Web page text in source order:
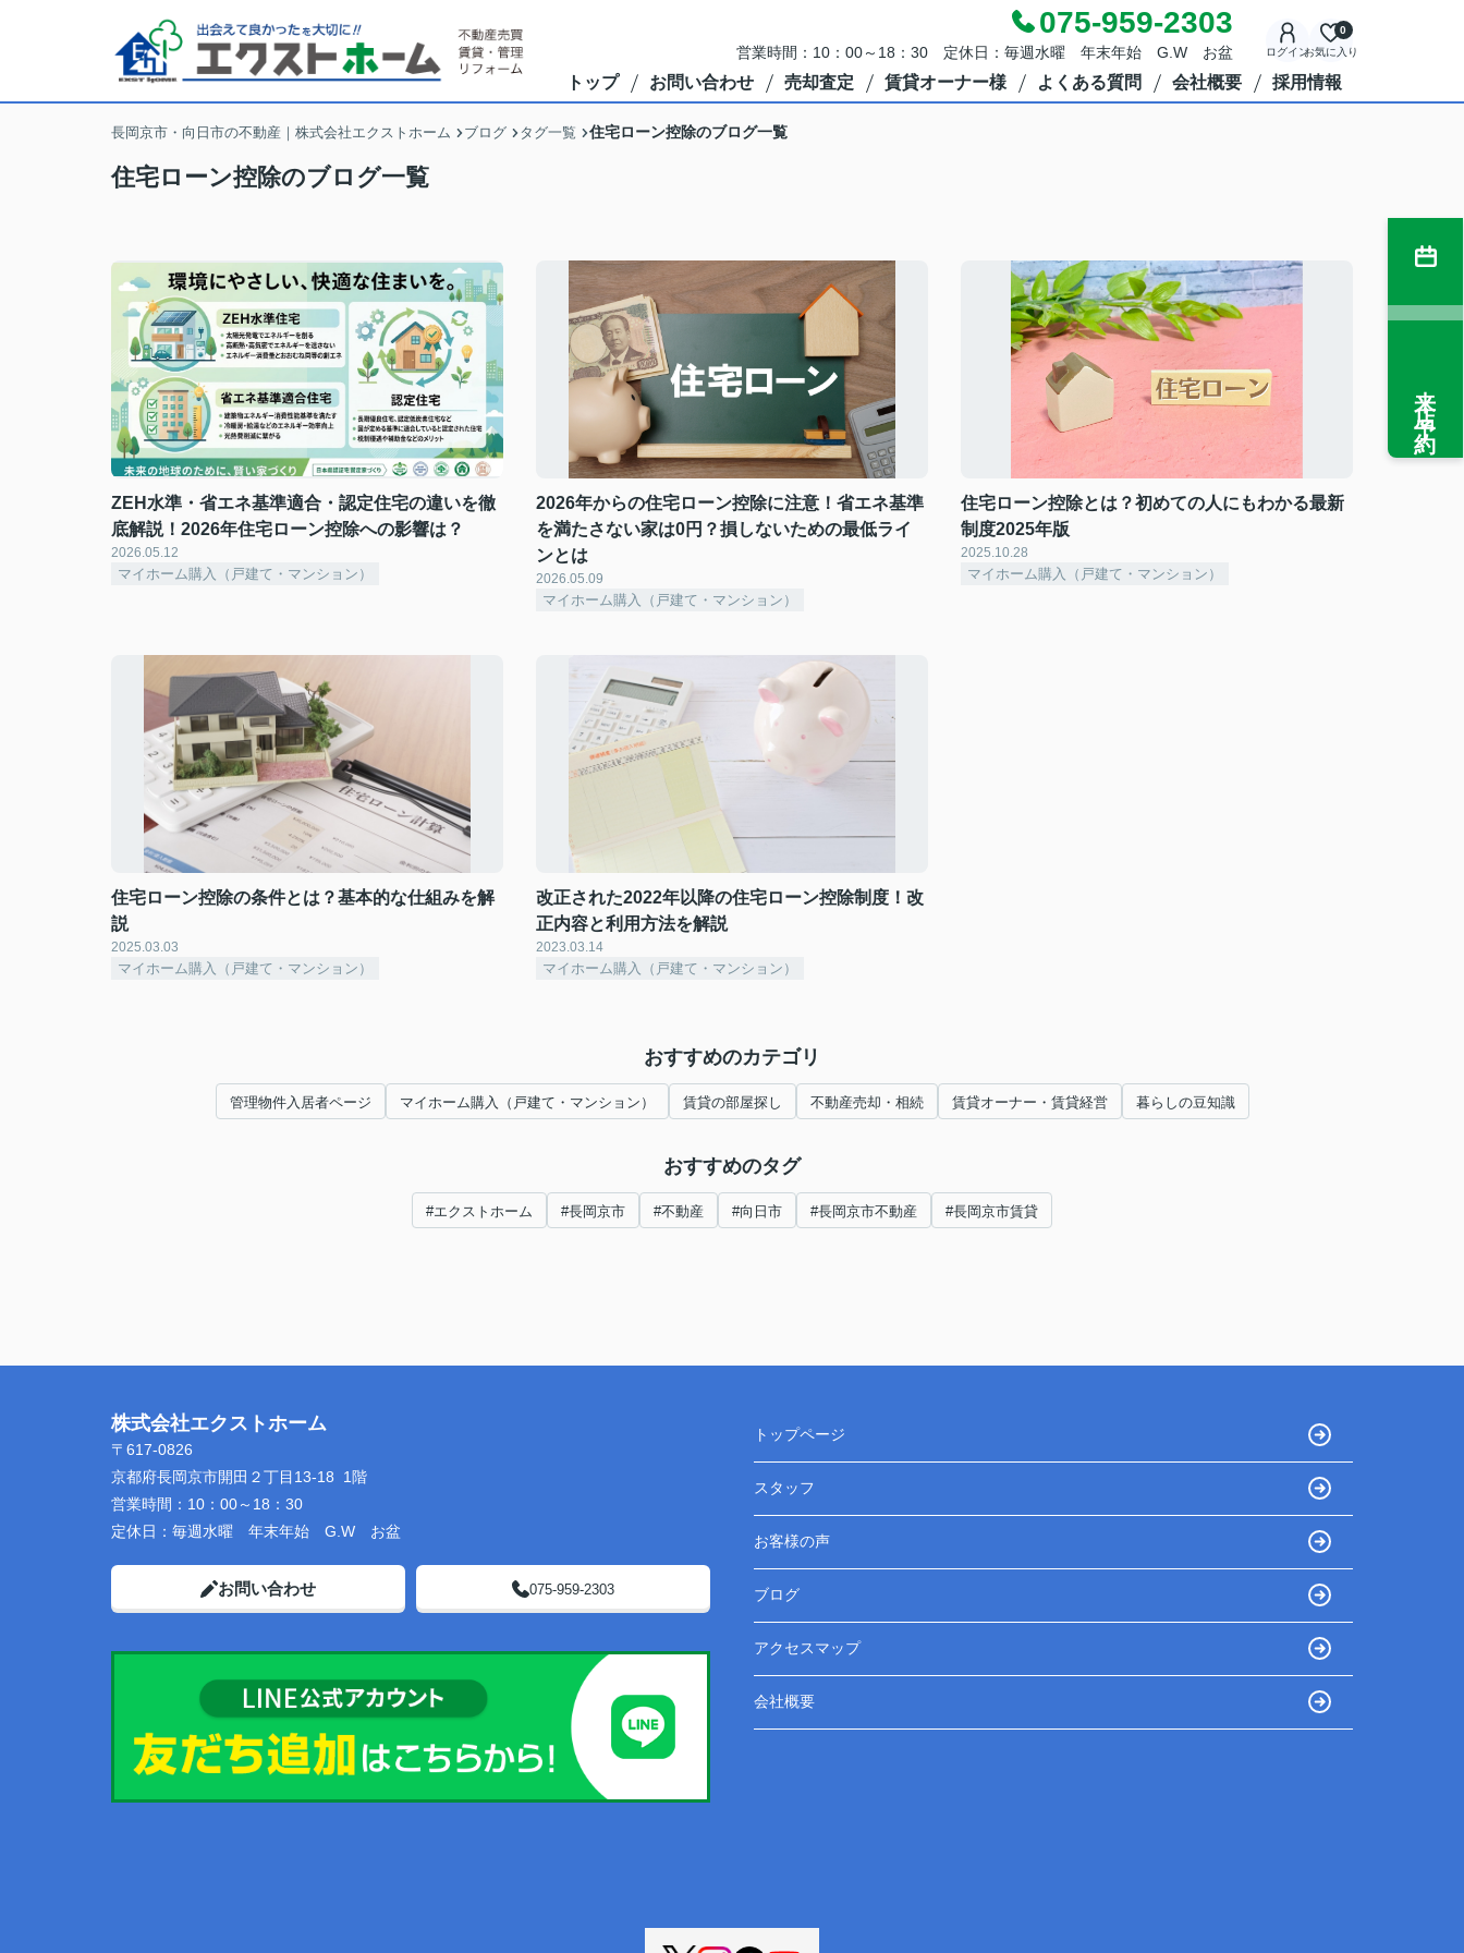
075-959-2303
営業時間：10：00～18：30 定休日：毎週水曜 年末年始 G.W お盆 ログインお気に入り
0
トップ お問い合わせ 売却査定 賃貸オーナー様 よくある質問 会社概要 採用情報
長岡京市・向日市の不動産｜株式会社エクストホーム ブログ タグ一覧 住宅ローン控除のブログ一覧
住宅ローン控除のブログ一覧
ZEH水準・省エネ基準適合・認定住宅の違いを徹
底解説！2026年住宅ローン控除への影響は？
2026.05.12
マイホーム購入（戸建て・マンション）
2026年からの住宅ローン控除に注意！省エネ基準
を満たさない家は0円？損しないための最低ライ
ンとは
2026.05.09
マイホーム購入（戸建て・マンション）
住宅ローン控除とは？初めての人にもわかる最新
制度2025年版
2025.10.28
マイホーム購入（戸建て・マンション）
住宅ローン控除の条件とは？基本的な仕組みを解
説
2025.03.03
マイホーム購入（戸建て・マンション）
改正された2022年以降の住宅ローン控除制度！改
正内容と利用方法を解説
2023.03.14
マイホーム購入（戸建て・マンション）
おすすめのカテゴリ
管理物件入居者ページ マイホーム購入（戸建て・マンション） 賃貸の部屋探し 不動産売却・相続 賃貸オーナー・賃貸経営 暮らしの豆知識
おすすめのタグ
#エクストホーム #長岡京市 #不動産 #向日市 #長岡京市不動産 #長岡京市賃貸
来店予約
株式会社エクストホーム
〒617-0826
京都府長岡京市開田２丁目13-18 1階
営業時間： 10：00～18：30
定休日： 毎週水曜 年末年始 G.W お盆
お問い合わせ 075-959-2303
トップページ
スタッフ
お客様の声
ブログ
アクセスマップ
会社概要